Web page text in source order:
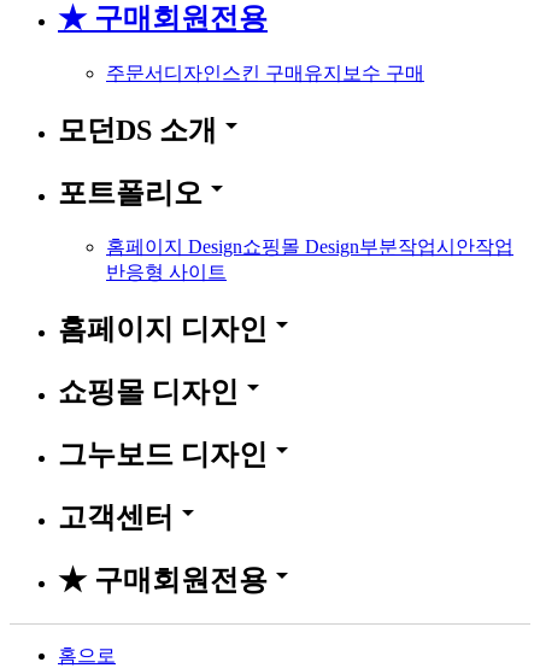
★ 구매회원전용
주문서 디자인스킨 구매 유지보수 구매
모던DS 소개 arrow_drop_down
포트폴리오 arrow_drop_down
홈페이지 Design쇼핑몰 Design부분작업시안작업
반응형 사이트
홈페이지 디자인 arrow_drop_down
쇼핑몰 디자인 arrow_drop_down
그누보드 디자인 arrow_drop_down
고객센터 arrow_drop_down
★ 구매회원전용 arrow_drop_down
홈으로